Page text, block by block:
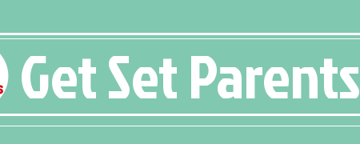
Get Set Parents